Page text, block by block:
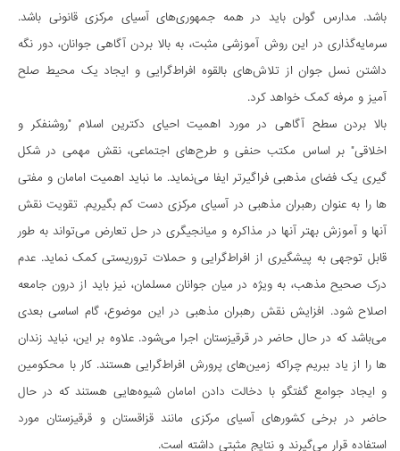
باشد. مدارس گولن باید در همه جمهوریهای آسیای مرکزی قانونی باشد.
سرمایه­گذاری در این روش آموزشی مثبت، به بالا بردن آگاهی جوانان، دور نگه
داشتن نسل جوان از تلاش­های بالقوه افراط­گرایی و ایجاد یک محیط صلح­
آمیز و مرفه کمک خواهد کرد.
بالا بردن سطح آگاهی در مورد اهمیت احیای دکترین اسلام "روشنفکر و
اخلاقی" بر اساس مکتب حنفی و طرح­های اجتماعی، نقش مهمی در شکل
گیری یک فضای مذهبی فراگیرتر ایفا می­نماید. ما نباید اهمیت امامان و مفتی­
ها را به عنوان رهبران مذهبی در آسیای مرکزی دست کم بگیریم. تقویت نقش
آن­ها و آموزش بهتر آن­ها در مذاکره و میانجیگری در حل تعارض می­تواند به طور
قابل توجهی به پیشگیری از افراط­گرایی و حملات تروریستی کمک نماید. عدم
درک صحیح مذهب، به ویژه در میان جوانان مسلمان، نیز باید از درون جامعه
اصلاح شود. افزایش نقش رهبران مذهبی در این موضوع، گام اساسی بعدی
می­باشد که در حال حاضر در قرقیزستان اجرا می­شود. علاوه بر این، نباید زندان­
ها را از یاد ببریم چراکه زمین­های پرورش افراط­گرایی هستند. کار با محکومین
و ایجاد جوامع گفتگو با دخالت دادن امامان شیوه­هایی هستند که در حال
حاضر در برخی کشورهای آسیای مرکزی مانند قزاقستان و قرقیزستان مورد
استفاده قرار می­گیرند و نتایج مثبتی داشته است.